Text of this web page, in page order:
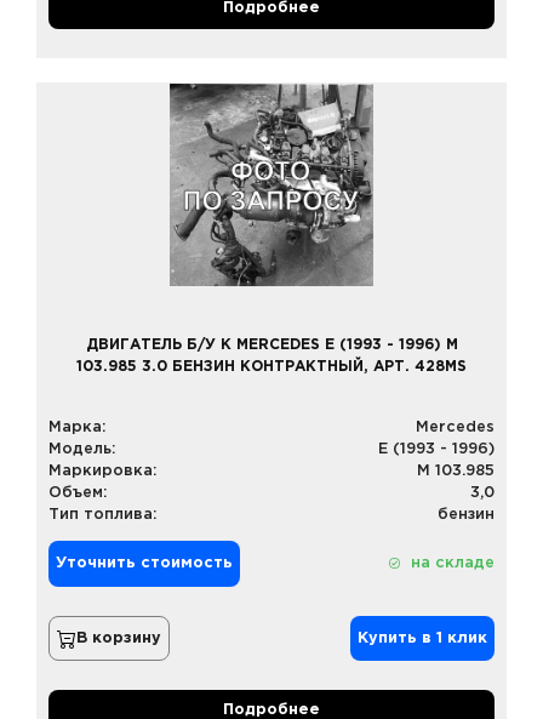
Подробнее
ДВИГАТЕЛЬ Б/У К MERCEDES E (1993 - 1996) M
103.985 3.0 БЕНЗИН КОНТРАКТНЫЙ, АРТ. 428MS
Марка:
Mercedes
Модель:
E (1993 - 1996)
Маркировка:
M 103.985
Объем:
3,0
Тип топлива:
бензин
Уточнить стоимость на складе
В корзину Купить в 1 клик
Подробнее